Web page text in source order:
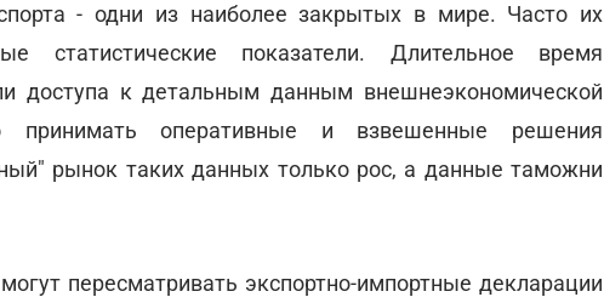
- одни из наиболее закрытых в мире. Часто их
статистические показатели. Длительное время
доступа к детальным данным внешнеэкономической
принимать оперативные и взвешенные решения
рынок таких данных только рос, а данные таможни
пересматривать экспортно-импортные декларации